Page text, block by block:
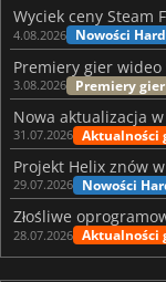
4.08.2026 Nowości
3.08.2026 Premiery gier
31.07.2026 Aktualności
29.07.2026 Nowości
28.07.2026 Aktualności